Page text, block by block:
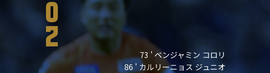
0
2
73 ' ベンジャミン コロリ
86 ' カルリーニョス ジュニオ